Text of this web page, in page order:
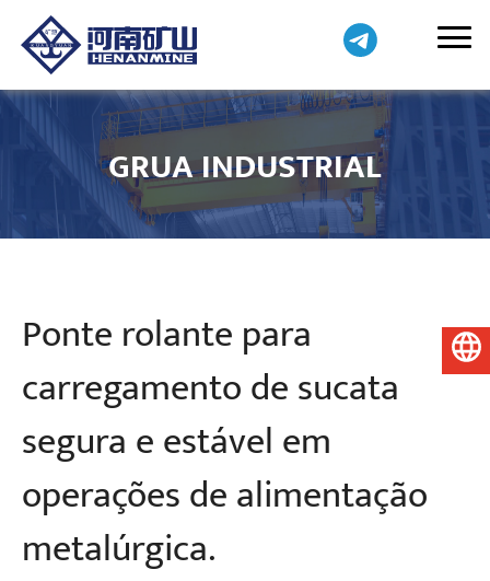
GRUA INDUSTRIAL
Ponte rolante para
carregamento de sucata
segura e estável em
operações de alimentação
metalúrgica.
Português do Brasil